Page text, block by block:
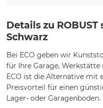
Details zu
Schwarz
Bei ECO geben wir
für Ihre Garage, Werkstätte
ECO ist die Alternative mit
Preisvorteil für einen
Lager- oder Garagenboden.